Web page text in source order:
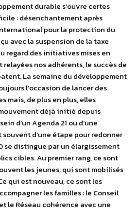
durable s’ouvre certes
: désenchantement après
pour la protection du
avec la suspension de la taxe
regard des initiatives mises en
nos adhérents, le succès de
La semaine du développement
l’occasion de lancer des
mais, de plus en plus, elles
déjà initié depuis
d’un Agenda 21 ou d’une
souvent d’une étape pour redonner
se distingue par un élargissement
cibles. Au premier rang, ce sont
les jeunes, qui sont mobilisés
qui est nouveau, ce sont les
les familles : le Conseil
le Réseau cohérence avec une